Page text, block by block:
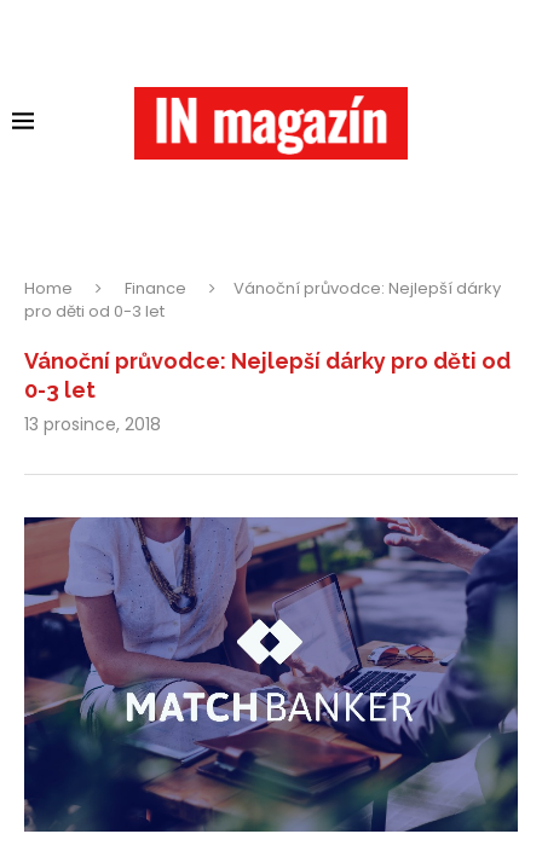
Home Finance
Vánoční průvodce: Nejlepší dárky
pro děti od 0-3 let
Vánoční průvodce: Nejlepší dárky pro děti od
0-3 let
13 prosince, 2018